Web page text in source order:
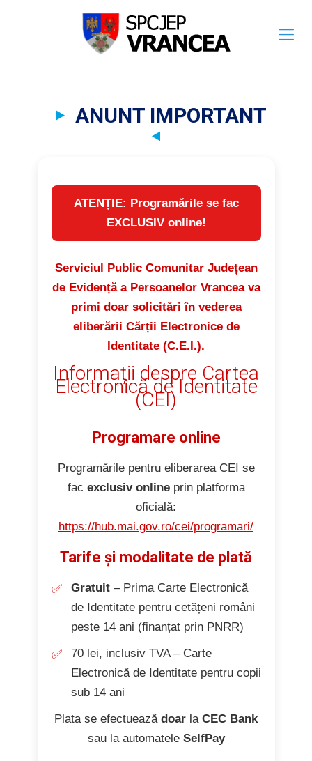
ANUNT IMPORTANT
ATENȚIE: Programările se fac
EXCLUSIV online!
Serviciul Public Comunitar Județean
de Evidență a Persoanelor Vrancea va
primi doar solicitări în vederea
eliberării Cărții Electronice de
Identitate (C.E.I.).
Informații despre Cartea
Electronică de Identitate
(CEI)
Programare online
Programările pentru eliberarea CEI se
fac exclusiv onlineprin platforma
oficială:
https://hub.mai.gov.ro/cei/programari/
Tarife și modalitate de plată
Gratuit– Prima Carte Electronică
de Identitate pentru cetățeni români
peste 14 ani (finanțat prin PNRR)
70 lei, inclusiv TVA – Carte
Electronică de Identitate pentru copii
sub 14 ani
Plata se efectuează doar la CEC Bank
sau la automatele SelfPay